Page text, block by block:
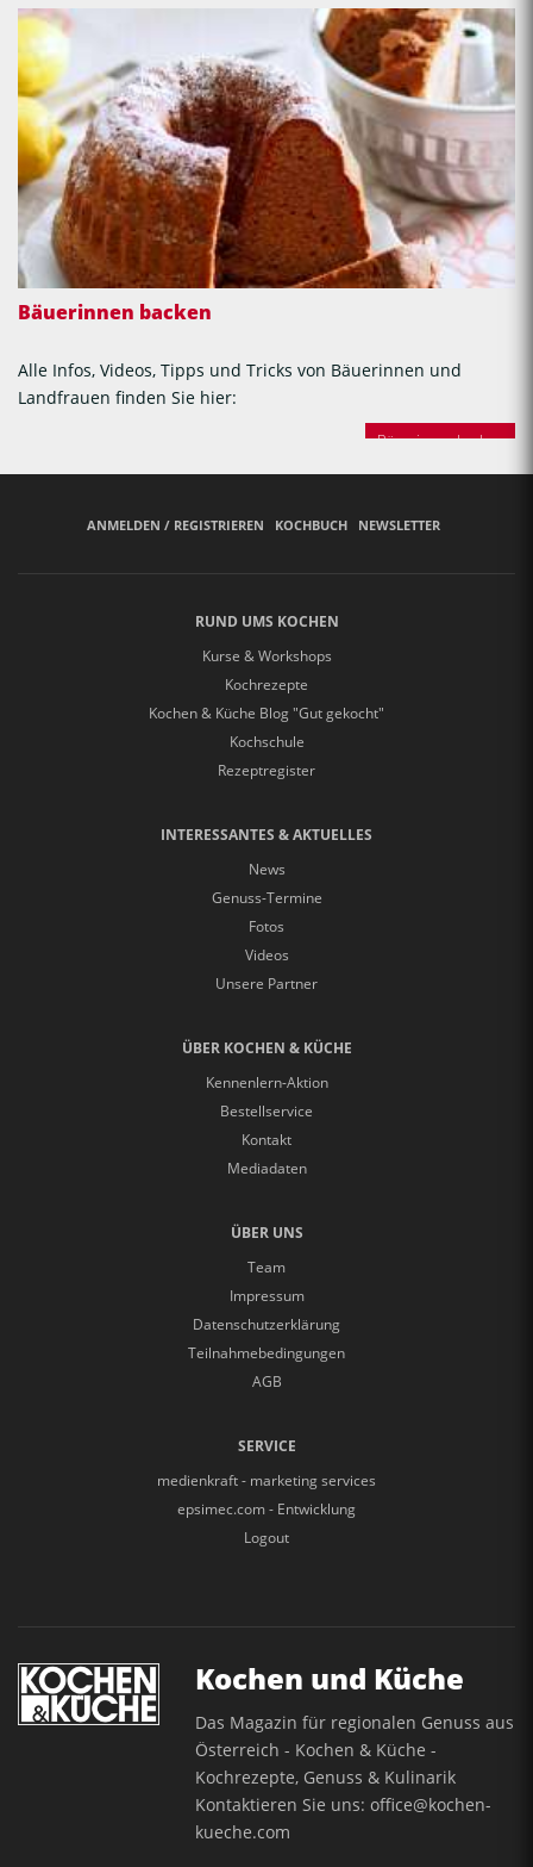
Bäuerinnen backen
Alle Infos, Videos, Tipps und Tricks von Bäuerinnen und
Landfrauen finden Sie hier:
Bäuerinnen backen
ANMELDEN / REGISTRIEREN KOCHBUCH NEWSLETTER
RUND UMS KOCHEN
Kurse & Workshops
Kochrezepte
Kochen & Küche Blog "Gut gekocht"
Kochschule
Rezeptregister
INTERESSANTES & AKTUELLES
News
Genuss-Termine
Fotos
Videos
Unsere Partner
ÜBER KOCHEN & KÜCHE
Kennenlern-Aktion
Bestellservice
Kontakt
Mediadaten
ÜBER UNS
Team
Impressum
Datenschutzerklärung
Teilnahmebedingungen
AGB
SERVICE
medienkraft - marketing services
epsimec.com - Entwicklung
Logout
Kochen und Küche
Das Magazin für regionalen Genuss aus
Österreich - Kochen & Küche -
Kochrezepte, Genuss & Kulinarik
Kontaktieren Sie uns:office@kochen-
kueche.com